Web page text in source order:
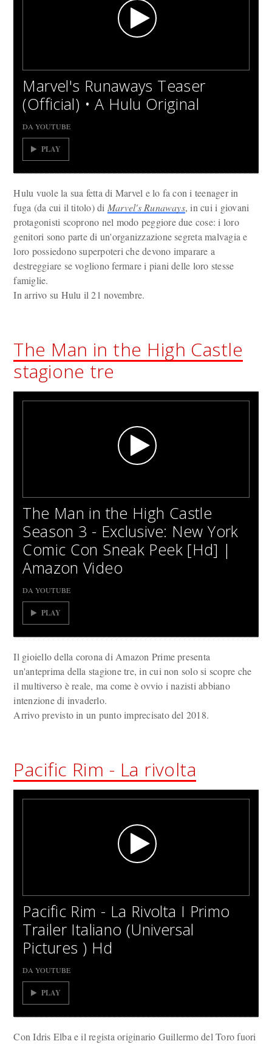
Marvel's Runaways Teaser
(Official) • A Hulu Original
DA YOUTUBE
PLAY
Hulu vuole la sua fetta di Marvel e lo fa con i teenager in
fuga (da cui il titolo) di Marvel's Runaways, in cui i giovani
protagonisti scoprono nel modo peggiore due cose: i loro
genitori sono parte di un'organizzazione segreta malvagia e
loro possiedono superpoteri che devono imparare a
destreggiare se vogliono fermare i piani delle loro stesse
famiglie.
In arrivo su Hulu il 21 novembre.
The Man in the High Castle
stagione tre
The Man in the High Castle
Season 3 - Exclusive: New York
Comic Con Sneak Peek [Hd] |
Amazon Video
DA YOUTUBE
PLAY
Il gioiello della corona di Amazon Prime presenta
un'anteprima della stagione tre, in cui non solo si scopre che
il multiverso è reale, ma come è ovvio i nazisti abbiano
intenzione di invaderlo.
Arrivo previsto in un punto imprecisato del 2018.
Pacific Rim - La rivolta
Pacific Rim - La Rivolta I Primo
Trailer Italiano (Universal
Pictures ) Hd
DA YOUTUBE
PLAY
Con Idris Elba e il regista originario Guillermo del Toro fuori